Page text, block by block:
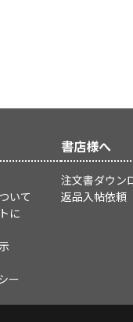
いて
に
ー
書店様へ
注文書ダウン
返品入帖依頼